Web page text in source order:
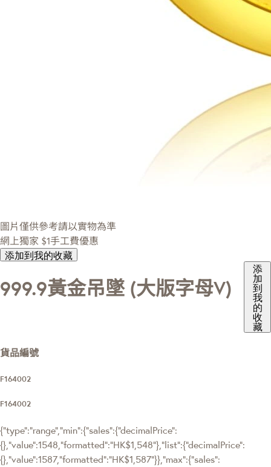
圖片僅供參考請以實物為準
網上獨家 $1手工費優惠
添加到我的收藏
999.9黃金吊墜 (大版字母V)
添
加
到
我
的
收
藏
貨品編號
F164002
F164002
{"type":"range","min":{"sales":{"decimalPrice":
{},"value":1548,"formatted":"HK$1,548"},"list":{"decimalPrice":
{},"value":1587,"formatted":"HK$1,587"}},"max":{"sales":